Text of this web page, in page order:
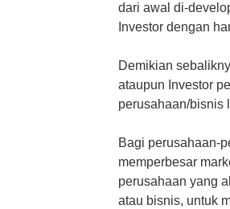
dari awal di-
Investor dengan
Demikian
ataupun Investor
perusahaan/bisnis
Bagi perusahaan-
memperbesar
perusahaan yang
atau bisnis, untuk